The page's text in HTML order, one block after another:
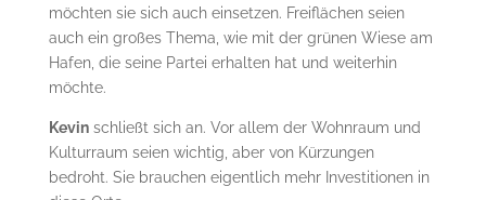
möchten sie sich auch einsetzen. Freiflächen seien
auch ein großes Thema, wie mit der grünen Wiese am
Hafen, die seine Partei erhalten hat und weiterhin
möchte.
Kevinschließt sich an. Vor allem der Wohnraum und
Kulturraum seien wichtig, aber von Kürzungen
bedroht. Sie brauchen eigentlich mehr Investitionen in